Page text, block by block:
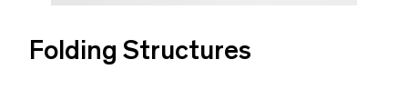
Folding Structures